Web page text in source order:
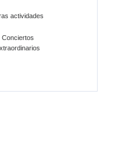
actividades
Conciertos